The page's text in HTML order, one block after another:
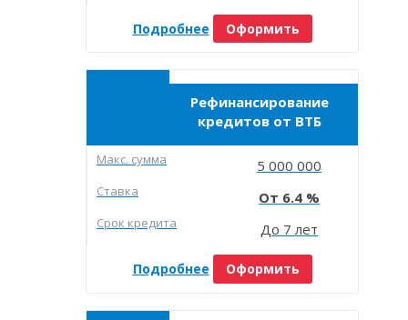
Подробнее Оформить
Рефинансирование
кредитов от ВТБ
Макc. сумма 5 000 000
Ставка 6.4
Срок кредита До 7 лет
Подробнее Оформить